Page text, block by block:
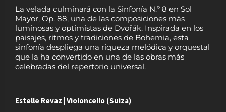
La velada culminará con la Sinfonía N.º 8 en Sol
Mayor, Op. 88, una de las composiciones más
luminosas y optimistas de Dvořák. Inspirada en los
paisajes, ritmos y tradiciones de Bohemia, esta
sinfonía despliega una riqueza melódica y orquestal
que la ha convertido en una de las obras más
celebradas del repertorio universal.
Estelle Revaz | Violoncello (Suiza)